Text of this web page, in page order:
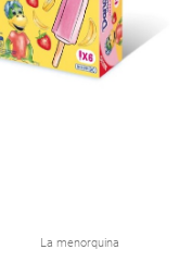
La menorquina